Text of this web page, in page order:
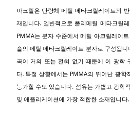
아크릴은 단량체 메틸 메타크릴레이트의
재입니다. 일반적으로 폴리메틸 메타크릴
PMMA는 분자 수준에서 메틸 아크릴레이
슬의 메틸 메타크릴레이트 분자로 구성됩
곡이 거의 또는 전혀 없기 때문에 이 광학
다. 특정 상황에서는 PMMA의 뛰어난 광학
능가할 수도 있습니다. 섬유는 가볍고 광학
및 애플리케이션에 가장 적합한 소재입니다.